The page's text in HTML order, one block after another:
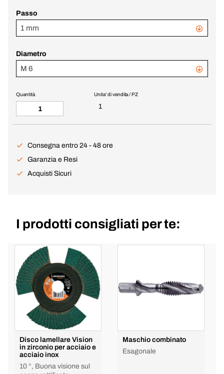
Passo
1 mm
Diametro
M 6
Unita' di vendita / PZ
1
Quantità
Consegna entro 24 - 48 ore
Garanzia e Resi
Acquisti Sicuri
I prodotti consigliati per te:
Disco lamellare Vision
in zirconio per acciaio e
acciaio inox
10 °, Buona visione sul
Maschio combinato
Esagonale